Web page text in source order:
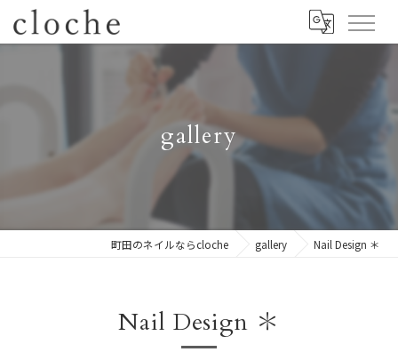
gallery
町田のネイルならcloche gallery Nail Design ＊
Nail Design ＊